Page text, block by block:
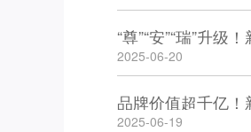
“尊”“安”“瑞”升
2025-06-20
品牌价值超千亿！
2025-06-19